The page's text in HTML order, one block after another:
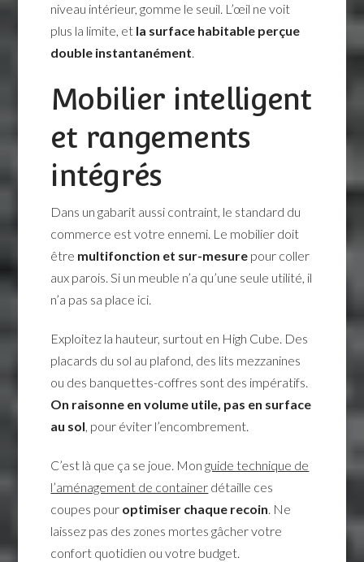
niveau intérieur, gomme le seuil. L’œil ne voit
plus la limite, et la surface habitable perçue
double instantanément.
Mobilier intelligent
et rangements
intégrés
Dans un gabarit aussi contraint, le standard du
commerce est votre ennemi. Le mobilier doit
être multifonction et sur-mesure pour coller
aux parois. Si un meuble n’a qu’une seule utilité, il
n’a pas sa place ici.
Exploitez la hauteur, surtout en High Cube. Des
placards du sol au plafond, des lits mezzanines
ou des banquettes-coffres sont des impératifs.
On raisonne en volume utile, pas en surface
au sol, pour éviter l’encombrement.
C’est là que ça se joue. Monguide technique de
l’aménagement de container détaille ces
coupes pour optimiser chaque recoin. Ne
laissez pas des zones mortes gâcher votre
confort quotidien ou votre budget.